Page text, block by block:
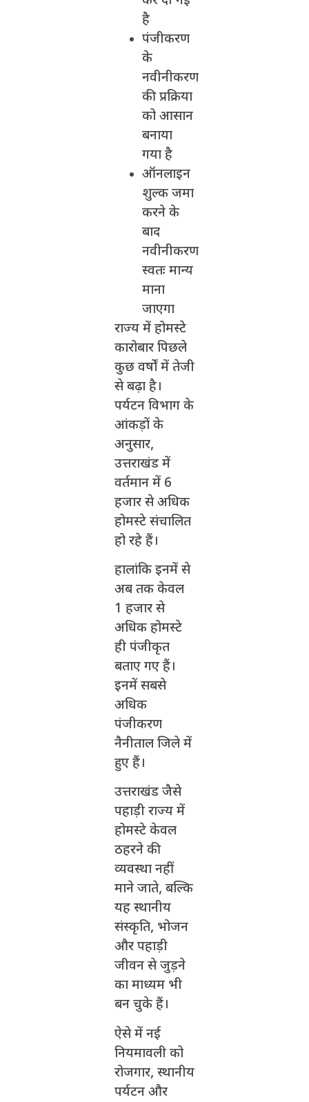
है
पंजीकरण
के
नवीनीकरण
की प्रक्रिया
को आसान
बनाया
गया है
ऑनलाइन
शुल्क जमा
करने के
बाद
नवीनीकरण
स्वतः मान्य
माना
जाएगा
राज्य में होमस्टे
कारोबार पिछले
कुछ वर्षों में तेजी
से बढ़ा है।
पर्यटन विभाग के
आंकड़ों के
अनुसार,
उत्तराखंड में
वर्तमान में 6
हजार से अधिक
होमस्टे संचालित
हो रहे हैं।
हालांकि इनमें से
अब तक केवल
1 हजार से
अधिक होमस्टे
ही पंजीकृत
बताए गए हैं।
इनमें सबसे
अधिक
पंजीकरण
नैनीताल जिले में
हुए हैं।
उत्तराखंड जैसे
पहाड़ी राज्य में
होमस्टे केवल
ठहरने की
व्यवस्था नहीं
माने जाते, बल्कि
यह स्थानीय
संस्कृति, भोजन
और पहाड़ी
जीवन से जुड़ने
का माध्यम भी
बन चुके हैं।
ऐसे में नई
नियमावली को
रोजगार, स्थानीय
पर्यटन और